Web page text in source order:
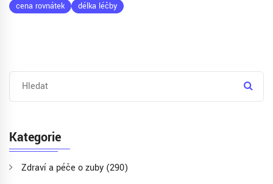
cena rovnátek
délka léčby
Kategorie
Zdraví a péče o zuby (290)